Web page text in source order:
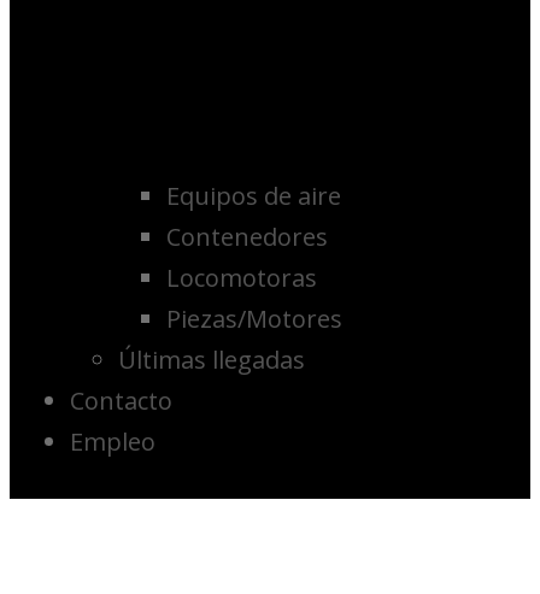
Equipos de aire
Contenedores
Locomotoras
Piezas/Motores
Últimas llegadas
Contacto
Empleo